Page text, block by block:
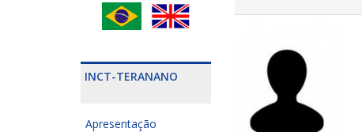
INCT-TERANANO
Apresentação